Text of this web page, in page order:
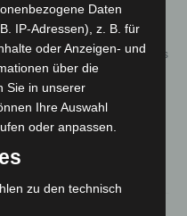
sowie deren
bieten unsere
Hilfen zur Bewältigung des
Erzieher (w/m/d) –
Daten
IP-Adressen), z. B. für
oder Anzeigen- und
über die
Sie in unserer
Ihre Auswahl
oder anpassen.
zu den technisch